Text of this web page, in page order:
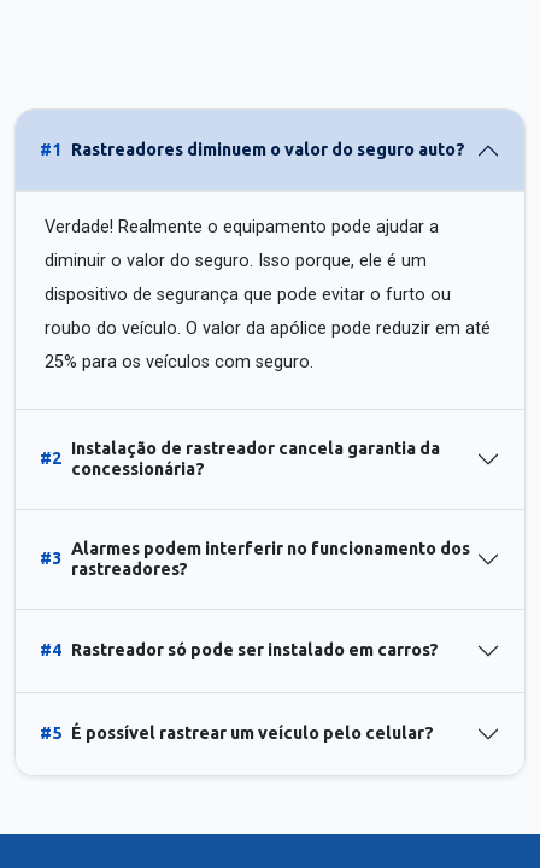
#1 Rastreadores diminuem o valor do seguro auto?
Verdade! Realmente o equipamento pode ajudar a
diminuir o valor do seguro. Isso porque, ele é um
dispositivo de segurança que pode evitar o furto ou
roubo do veículo. O valor da apólice pode reduzir em até
25% para os veículos com seguro.
#2
Instalação de rastreador cancela garantia da
concessionária?
#3
Alarmes podem interferir no funcionamento dos
rastreadores?
#4 Rastreador só pode ser instalado em carros?
#5 É possível rastrear um veículo pelo celular?